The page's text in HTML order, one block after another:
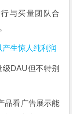
与买量团队合
生惊人纯利润
DAU但不特别
品看广告展示能